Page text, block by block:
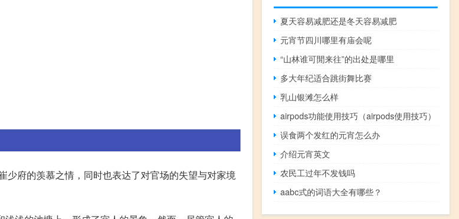
少府的羡慕之情，同时也表达了对官场的失望与对家境
夏天容易减肥还是冬天容易减肥
元宵节四川哪里有庙会呢
“山林谁可閒来往”的出处是哪里
多大年纪适合跳街舞比赛
乳山银滩怎么样
airpods功能使用技巧（airpods使用技巧）
误食两个发红的元宵怎么办
介绍元宵英文
农民工过年不发钱吗
aabc式的词语大全有哪些？